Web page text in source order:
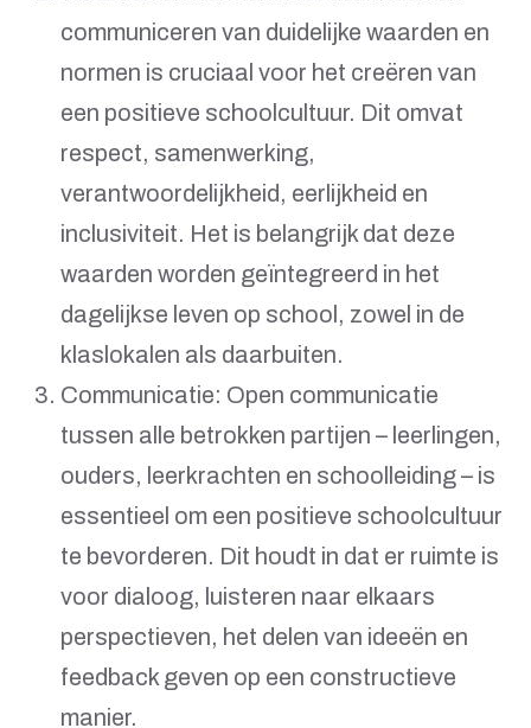
communiceren van duidelijke waarden en
normen is cruciaal voor het creëren van
een positieve schoolcultuur. Dit omvat
respect, samenwerking,
verantwoordelijkheid, eerlijkheid en
inclusiviteit. Het is belangrijk dat deze
waarden worden geïntegreerd in het
dagelijkse leven op school, zowel in de
klaslokalen als daarbuiten.
Communicatie: Open communicatie
tussen alle betrokken partijen – leerlingen,
ouders, leerkrachten en schoolleiding – is
essentieel om een positieve schoolcultuur
te bevorderen. Dit houdt in dat er ruimte is
voor dialoog, luisteren naar elkaars
perspectieven, het delen van ideeën en
feedback geven op een constructieve
manier.